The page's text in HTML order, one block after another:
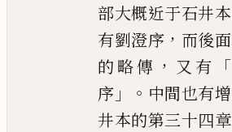
部大概近于石井
有劉澄序 ， 而後
的略傳 ， 又 有 「
序 」。 中間也有
井本的第三十四章